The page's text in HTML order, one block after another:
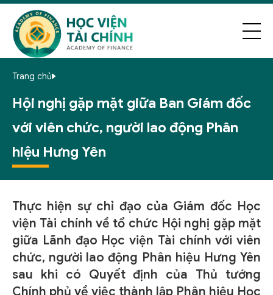
Trang chủ
Hội nghị gặp mặt giữa Ban Giám đốc
với viên chức, người lao động Phân
hiệu Hưng Yên
Thực hiện sự chỉ đạo của Giám đốc Học
viện Tài chính về tổ chức Hội nghị gặp mặt
giữa Lãnh đạo Học viện Tài chính với viên
chức, người lao động Phân hiệu Hưng Yên
sau khi có Quyết định của Thủ tướng
Chính phủ về việc thành lập Phân hiệu Học